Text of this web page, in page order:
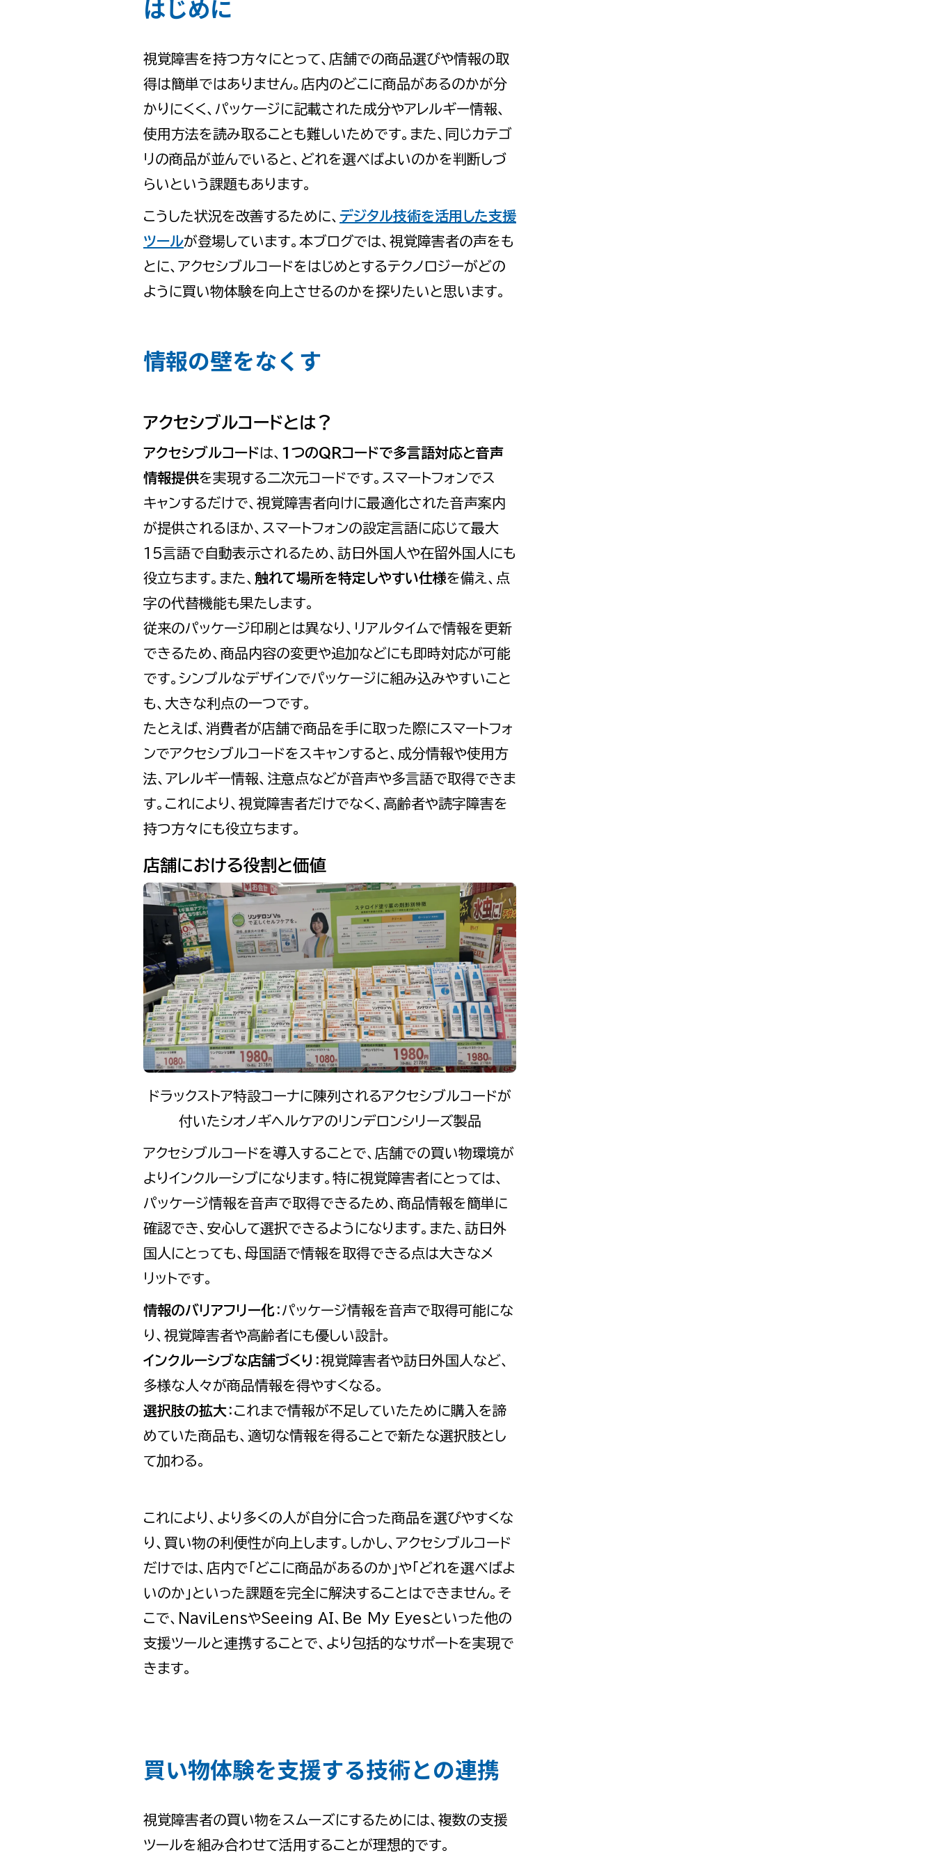
はじめに
視覚障害を持つ方々にとって、店舗での商品選びや情報の取
得は簡単ではありません。店内のどこに商品があるのかが分
かりにくく、パッケージに記載された成分やアレルギー情報、
使用方法を読み取ることも難しいためです。また、同じカテゴ
リの商品が並んでいると、どれを選べばよいのかを判断しづ
らいという課題もあります。
こうした状況を改善するために、 デジタル技術を活用した支援
ツールが登場しています。本ブログでは、視覚障害者の声をも
とに、アクセシブルコードをはじめとするテクノロジーがどの
ように買い物体験を向上させるのかを探りたいと思います。
情報の壁をなくす
アクセシブルコードとは？
アクセシブルコードは、 1つのQRコードで多言語対応と音声
情報提供を実現する二次元コードです。スマートフォンでス
キャンするだけで、視覚障害者向けに最適化された音声案内
が提供されるほか、スマートフォンの設定言語に応じて最大
15言語で自動表示されるため、訪日外国人や在留外国人にも
役立ちます。また、 触れて場所を特定しやすい仕様を備え、点
字の代替機能も果たします。
従来のパッケージ印刷とは異なり、リアルタイムで情報を更新
できるため、商品内容の変更や追加などにも即時対応が可能
です。シンプルなデザインでパッケージに組み込みやすいこと
も、大きな利点の一つです。
たとえば、消費者が店舗で商品を手に取った際にスマートフォ
ンでアクセシブルコードをスキャンすると、成分情報や使用方
法、アレルギー情報、注意点などが音声や多言語で取得できま
す。これにより、視覚障害者だけでなく、高齢者や読字障害を
持つ方々にも役立ちます。
店舗における役割と価値
ドラックストア特設コーナに陳列されるアクセシブルコードが
付いたシオノギヘルケアのリンデロンシリーズ製品
アクセシブルコードを導入することで、店舗での買い物環境が
よりインクルーシブになります。特に視覚障害者にとっては、
パッケージ情報を音声で取得できるため、商品情報を簡単に
確認でき、安心して選択できるようになります。また、訪日外
国人にとっても、母国語で情報を取得できる点は大きなメ
リットです。
情報のバリアフリー化 ：パッケージ情報を音声で取得可能にな
り、視覚障害者や高齢者にも優しい設計。
インクルーシブな店舗づくり ：視覚障害者や訪日外国人など、
多様な人々が商品情報を得やすくなる。
選択肢の拡大 ：これまで情報が不足していたために購入を諦
めていた商品も、適切な情報を得ることで新たな選択肢とし
て加わる。
これにより、より多くの人が自分に合った商品を選びやすくな
り、買い物の利便性が向上します。しかし、アクセシブルコード
だけでは、店内で「どこに商品があるのか」や「どれを選べばよ
いのか」といった課題を完全に解決することはできません。そ
こで、NaviLensやSeeing AI、Be My Eyesといった他の
支援ツールと連携することで、より包括的なサポートを実現で
きます。
買い物体験を支援する技術との連携
視覚障害者の買い物をスムーズにするためには、複数の支援
ツールを組み合わせて活用することが理想的です。